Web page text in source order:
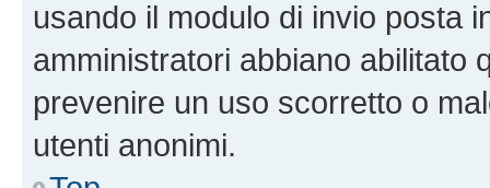
usando il modulo di invio posta
amministratori abbiano abilitato
prevenire un uso scorretto o
utenti anonimi.